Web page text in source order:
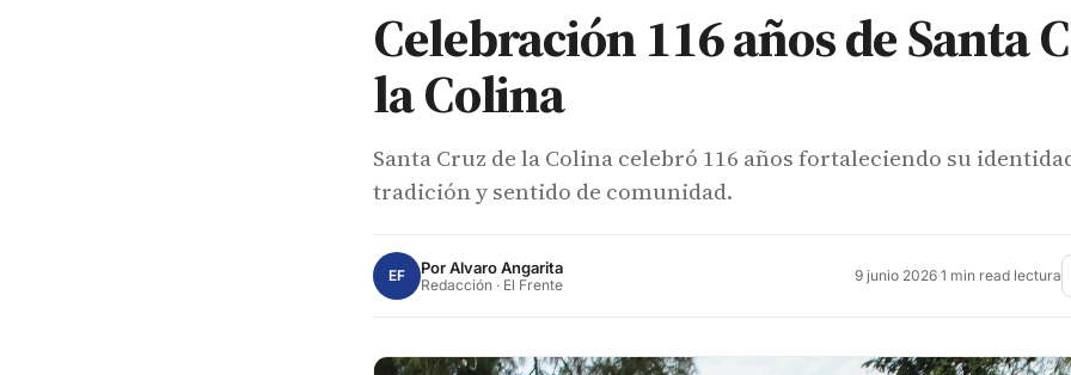
Celebración 116 años de Santa
la Colina
Santa Cruz de la Colina celebró 116 años fortaleciendo su
tradición y sentido de comunidad.
EF PorAlvaro Angarita
Redacción · El Frente 9 junio 2026·1 min read lectura